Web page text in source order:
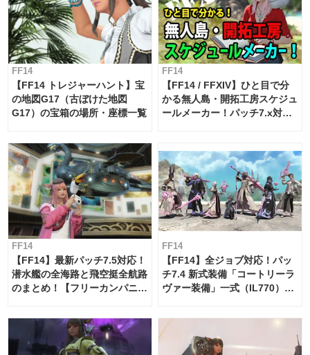
FF14
【FF14 トレジャーハント】宝
の地図G17（古ぼけた地図
G17）の宝箱の場所・座標一覧
FF14
【FF14 / FFXIV】ひと目で分
かる無人島・開拓工房スケジュ
ールメーカー！パッチ7.x対応
FF14
【FF14】最新パッチ7.5対応！
潜水艦の全海路と飛空挺全航路
のまとめ！【フリーカンパニ
FF14
【FF14】全ジョブ対応！パッ
チ7.4 新式装備「コートリーラ
ヴァー装備」一式（IL770）の